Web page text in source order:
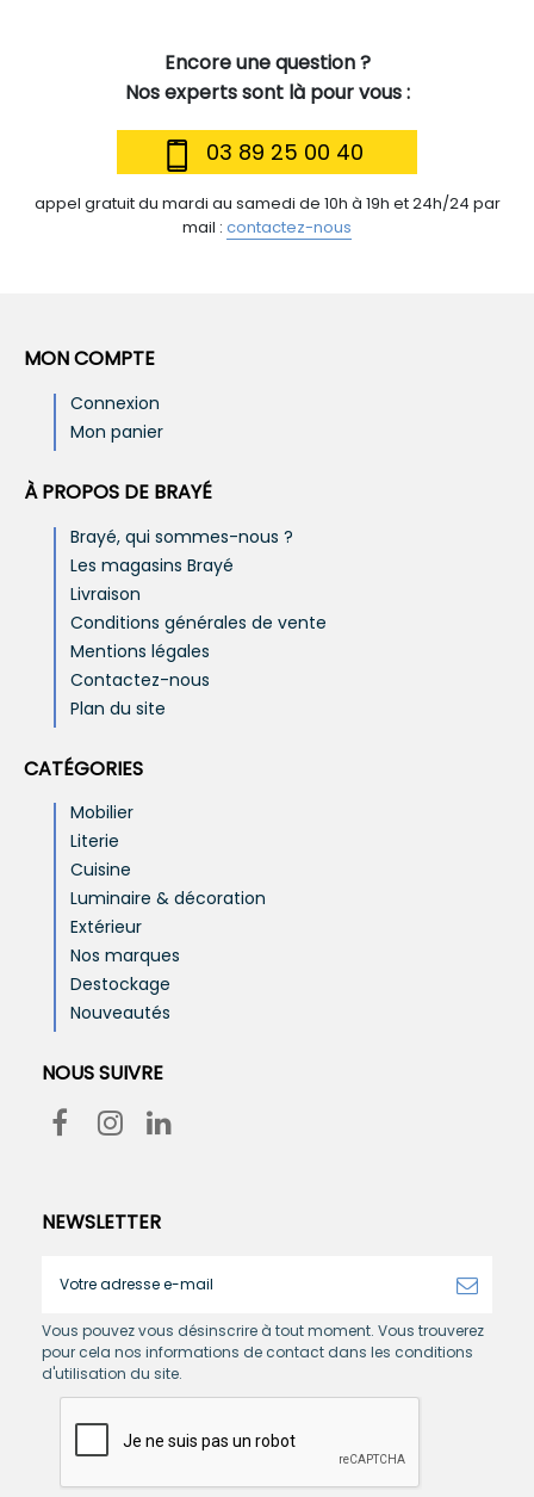
Encore une question ?
Nos experts sont là pour vous :
03 89 25 00 40
appel gratuit du mardi au samedi de 10h à 19h et 24h/24 par
mail : contactez-nous
MON COMPTE
Connexion
Mon panier
À PROPOS DE BRAYÉ
Brayé, qui sommes-nous ?
Les magasins Brayé
Livraison
Conditions générales de vente
Mentions légales
Contactez-nous
Plan du site
CATÉGORIES
Mobilier
Literie
Cuisine
Luminaire & décoration
Extérieur
Nos marques
Destockage
Nouveautés
NOUS SUIVRE
NEWSLETTER
Vous pouvez vous désinscrire à tout moment. Vous trouverez
pour cela nos informations de contact dans les conditions
d'utilisation du site.